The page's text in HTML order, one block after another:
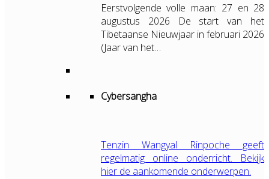
Eerstvolgende volle maan: 27 en 28
augustus 2026 De start van het
Tibetaanse Nieuwjaar in februari 2026
(Jaar van het…
Cybersangha
Tenzin Wangyal Rinpoche geeft
regelmatig online onderricht. Bekijk
hier de aankomende onderwerpen.